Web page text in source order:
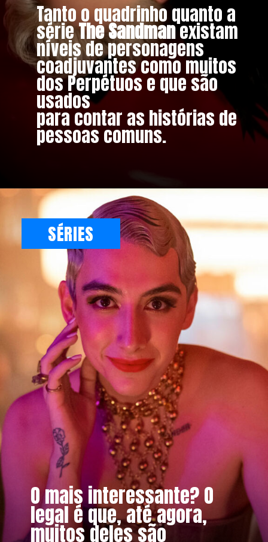
Tanto o quadrinho quanto a
sérieThe Sandmanexistam
níveis de personagens
coadjuvantes como muitos
dos Perpétuos e que são
usados
para contar as histórias de
pessoas comuns.
O mais interessante? O
legal é que, até agora,
muitos deles são
SÉRIES